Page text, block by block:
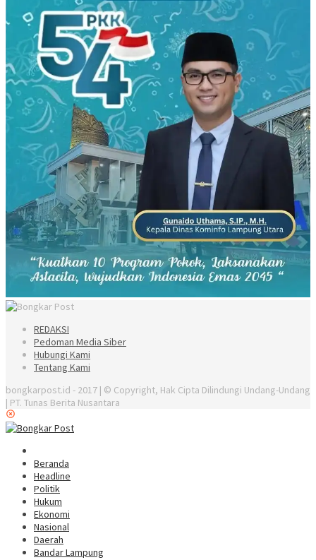
REDAKSI
Pedoman Media Siber
Hubungi Kami
Tentang Kami
bongkarpost.id - 2017 | © Copyright, Hak Cipta Dilindungi Undang-Undang
| PT. Tunas Berita Nusantara
Beranda
Headline
Politik
Hukum
Ekonomi
Nasional
Daerah
Bandar Lampung